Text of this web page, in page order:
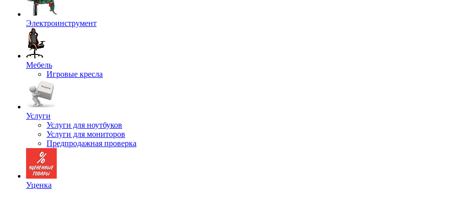
Электроинструмент
Мебель
Игровые кресла
Услуги
Услуги для ноутбуков
Услуги для мониторов
Предпродажная проверка
Уценка